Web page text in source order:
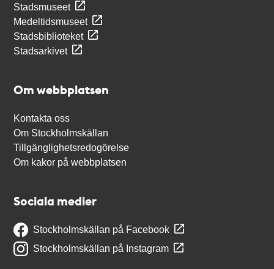
Stadsmuseet
Medeltidsmuseet
Stadsbiblioteket
Stadsarkivet
Om webbplatsen
Kontakta oss
Om Stockholmskällan
Tillgänglighetsredogörelse
Om kakor på webbplatsen
Sociala medier
Stockholmskällan på Facebook
Stockholmskällan på Instagram